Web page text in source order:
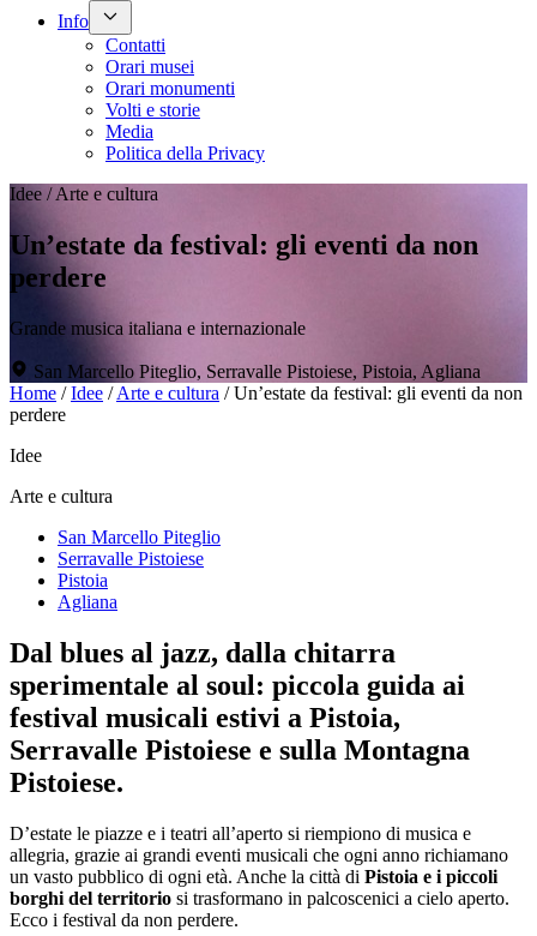
Info
Contatti
Orari musei
Orari monumenti
Volti e storie
Media
Politica della Privacy
Idee / Arte e cultura
Un’estate da festival: gli eventi da non
perdere
Grande musica italiana e internazionale
San Marcello Piteglio, Serravalle Pistoiese, Pistoia, Agliana
Home /Idee /Arte e cultura /Un’estate da festival: gli eventi da non
perdere
Idee
Arte e cultura
San Marcello Piteglio
Serravalle Pistoiese
Pistoia
Agliana
Dal blues al jazz, dalla chitarra
sperimentale al soul: piccola guida ai
festival musicali estivi a Pistoia,
Serravalle Pistoiese e sulla Montagna
Pistoiese.
D’estate le piazze e i teatri all’aperto si riempiono di musica e
allegria, grazie ai grandi eventi musicali che ogni anno richiamano
un vasto pubblico di ogni età. Anche la città di Pistoia e i piccoli
borghi del territorio si trasformano in palcoscenici a cielo aperto.
Ecco i festival da non perdere.